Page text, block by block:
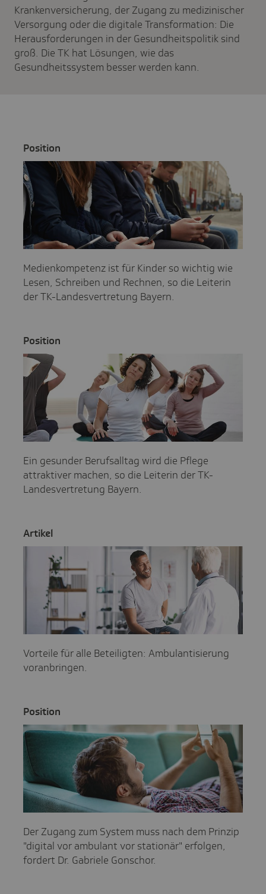
Krankenversicherung, der Zugang zu medizinischer
Versorgung oder die digitale Transformation: Die
Herausforderungen in der Gesundheitspolitik sind
groß. Die TK hat Lösungen, wie das
Gesundheitssystem besser werden kann.
Posi­tion
Medienkompetenz ist für Kinder so wichtig wie
Lesen, Schreiben und Rechnen, so die Leiterin
der TK-Landesvertretung Bayern.
Posi­tion
Ein gesunder Berufsalltag wird die Pflege
attraktiver machen, so die Leiterin der TK-
Landesvertretung Bayern.
Artikel
Vorteile für alle Beteiligten: Ambulantisierung
voranbringen.
Posi­tion
Der Zugang zum System muss nach dem Prinzip
"digital vor ambulant vor stationär" erfolgen,
fordert Dr. Gabriele Gonschor.